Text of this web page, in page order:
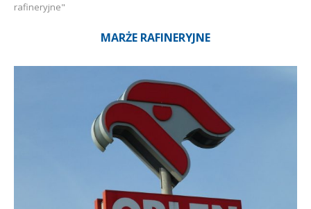
rafineryjne"
MARŻE RAFINERYJNE